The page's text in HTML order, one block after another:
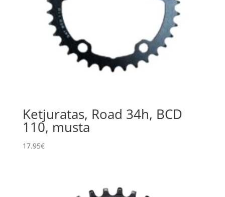
Ketjuratas, Road 34h, BCD
110, musta
17.95€